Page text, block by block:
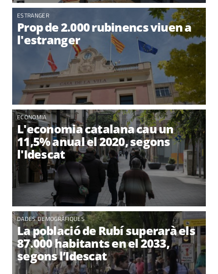
ESTRANGER
Prop de 2.000 rubinencs viuen a
l'estranger
ECONOMIA
L'economia catalana cau un
11,5% anual el 2020, segons
l'Idescat
DADES DEMOGRÀFIQUES
La població de Rubí superarà els
87.000 habitants en el 2033,
segons l’Idescat